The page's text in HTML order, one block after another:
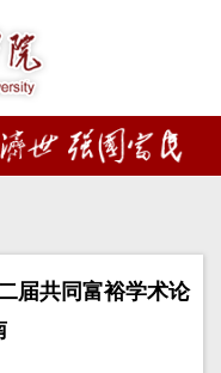
届共同富裕学术论